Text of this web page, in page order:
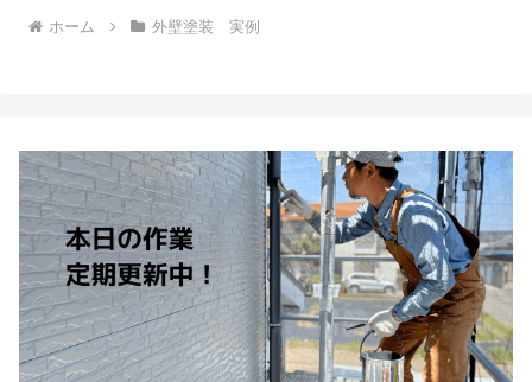
ホーム 外壁塗装 実例